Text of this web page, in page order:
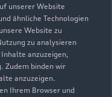
unserer Website
ähnliche Technologien
Website zu
zu analysieren
anzuzeigen,
Zudem binden wir
anzuzeigen.
Ihrem Browser und